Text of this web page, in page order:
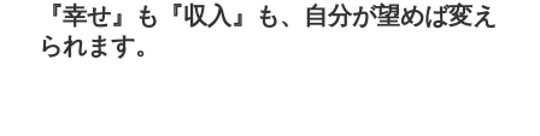
『幸せ』も『収入』も、自分が望めば変え
られます。